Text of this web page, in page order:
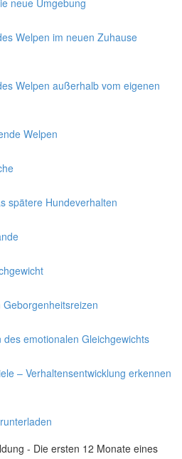
Welpen im neuen Zuhause
Welpen außerhalb vom eigenen
Welpen
spätere Hundeverhalten
des emotionalen Gleichgewichts
– Verhaltensentwicklung erkennen
- Die ersten 12 Monate eines